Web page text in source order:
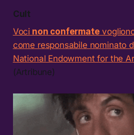
Cult
Voci non confermate
come responsabile nominato
National Endowment for the
(Artribune)